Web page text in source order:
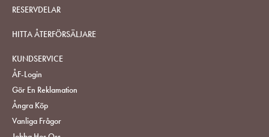
RESERVDELAR
HITTA ÅTERFÖRSÄLJARE
KUNDSERVICE
ÅF-Login
Gör En Reklamation
Ångra Köp
Vanliga Frågor